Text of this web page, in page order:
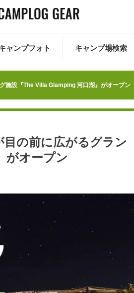
ャンプフォト キャンプ場検索
施設『The Villa Glamping 河口湖』がオープン
の前に広がるグラン
がオープン